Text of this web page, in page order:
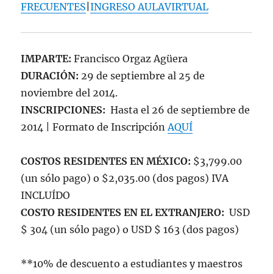
FRECUENTES |INGRESO AULAVIRTUAL
IMPARTE:Francisco Orgaz Agüera
DURACIÓN: 29 de septiembre al 25 de
noviembre del 2014.
INSCRIPCIONES: Hasta el 26 de septiembre de
2014 | Formato de InscripciónAQUÍ
COSTOS RESIDENTES EN MÉXICO: $3,799.00
(un sólo pago) o $2,035.00 (dos pagos) IVA
INCLUÍDO
COSTO RESIDENTES EN EL EXTRANJERO: USD
$ 304 (un sólo pago) o USD $ 163 (dos pagos)
**10% de descuento a estudiantes y maestros